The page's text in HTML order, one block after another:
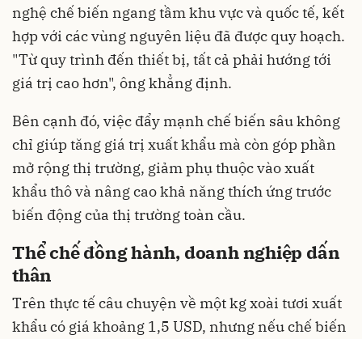
nghệ chế biến ngang tầm khu vực và quốc tế, kết
hợp với các vùng nguyên liệu đã được quy hoạch.
"Từ quy trình đến thiết bị, tất cả phải hướng tới
giá trị cao hơn", ông khẳng định.
Bên cạnh đó, việc đẩy mạnh chế biến sâu không
chỉ giúp tăng giá trị xuất khẩu mà còn góp phần
mở rộng thị trường, giảm phụ thuộc vào xuất
khẩu thô và nâng cao khả năng thích ứng trước
biến động của thị trường toàn cầu.
Thể chế đồng hành, doanh nghiệp dấn
thân
Trên thực tế câu chuyện về một kg xoài tươi xuất
khẩu có giá khoảng 1,5 USD, nhưng nếu chế biến